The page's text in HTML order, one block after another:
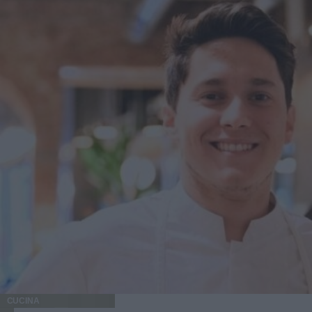
da preparare in casa Un altro dei loro vantaggi è che puoi
prepararle in casa in modo semplice, adattandole a ciò che
hai disponibile in dispensa. Esistono anche opzioni già
pronte con formule più curate, povere di zuccheri aggiunti
e sale, che si adattano bene alla vita quotidiana. Se decidi
di prepararle in casa, puoi combinare ingredienti come
avena, mandorle, noci, nocciole o anacardi, e semi come
chia, lino, sesamo, girasole o zucca. Questi ingredienti
apportano consistenza e fanno sì che ogni barretta abbia un
profilo diverso a seconda della miscela che scegli. Per
dolcificarle in modo più naturale, puoi ricorrere a opzioni
come banana matura schiacciata, datteri, uvetta, un po' di
miele o sciroppo d'acero. Poi basta mescolare, compattare
bene l'impasto, lasciarlo raffreddare e tagliarlo in porzioni.
In pochi minuti puoi avere uno snack sano e pronto per la
settimana. 4. Sono una buona alternativa per la palestra e
immediato. In questi casi, le barrette con avena, frutta
CUCINA